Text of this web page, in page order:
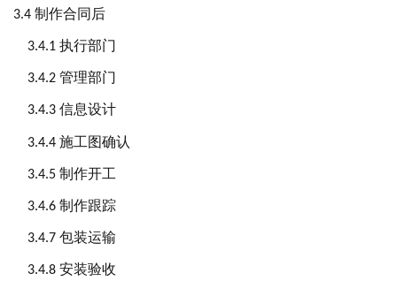
3.4 制作合同后
3.4.1 执行部门
3.4.2 管理部门
3.4.3 信息设计
3.4.4 施工图确认
3.4.5 制作开工
3.4.6 制作跟踪
3.4.7 包装运输
3.4.8 安装验收